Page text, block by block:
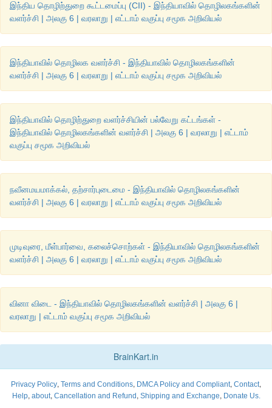
இந்திய தொழிற்துறை கூட்டமைப்பு (CII) - இந்தியாவில் தொழிலகங்களின்
வளர்ச்சி | அலகு 6 | வரலாறு | எட்டாம் வகுப்பு சமூக அறிவியல்
இந்தியாவில் தொழிலக வளர்ச்சி - இந்தியாவில் தொழிலகங்களின்
வளர்ச்சி | அலகு 6 | வரலாறு | எட்டாம் வகுப்பு சமூக அறிவியல்
இந்தியாவில் தொழிற்துறை வளர்ச்சியின் பல்வேறு கட்டங்கள் -
இந்தியாவில் தொழிலகங்களின் வளர்ச்சி | அலகு 6 | வரலாறு | எட்டாம்
வகுப்பு சமூக அறிவியல்
நவீனமயமாக்கல், தற்சார்புடைமை - இந்தியாவில் தொழிலகங்களின்
வளர்ச்சி | அலகு 6 | வரலாறு | எட்டாம் வகுப்பு சமூக அறிவியல்
முடிவுரை, மீள்பார்வை, கலைச்சொற்கள் - இந்தியாவில் தொழிலகங்களின்
வளர்ச்சி | அலகு 6 | வரலாறு | எட்டாம் வகுப்பு சமூக அறிவியல்
வினா விடை - இந்தியாவில் தொழிலகங்களின் வளர்ச்சி | அலகு 6 |
வரலாறு | எட்டாம் வகுப்பு சமூக அறிவியல்
BrainKart.in
Privacy Policy, Terms and Conditions, DMCA Policy and Compliant, Contact,
Help, about, Cancellation and Refund , Shipping and Exchange, Donate Us.